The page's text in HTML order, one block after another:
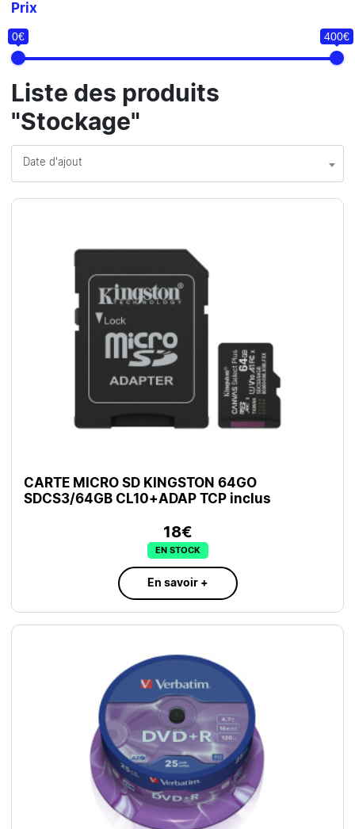
Prix
0€ 400€
Liste des produits
"Stockage"
Date d'ajout
CARTE MICRO SD KINGSTON 64GO
SDCS3/64GB CL10+ADAP TCP inclus
18€
EN STOCK
En savoir +